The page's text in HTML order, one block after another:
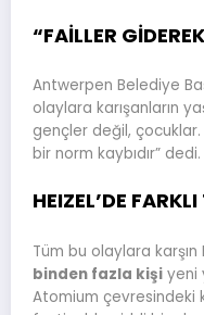
“FAİLLER
Antwerpen Belediye
olaylara karışanların
gençler değil, çocuklar.
bir norm kaybıdır” dedi.
HEIZEL’DE
Tüm bu olaylara
binden fazla kişi yeni
Atomium çevresindeki